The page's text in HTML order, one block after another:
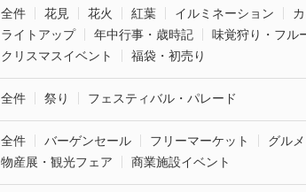
全件 花見 花火 紅葉 イルミネーション
ライトアップ
年中行事・歳時記
味覚狩り・フル
クリスマスイベント
福袋・初売り
全件 祭り フェスティバル・パレード
全件 バーゲンセール フリーマーケット
グル
物産展・観光フェア
商業施設イベント